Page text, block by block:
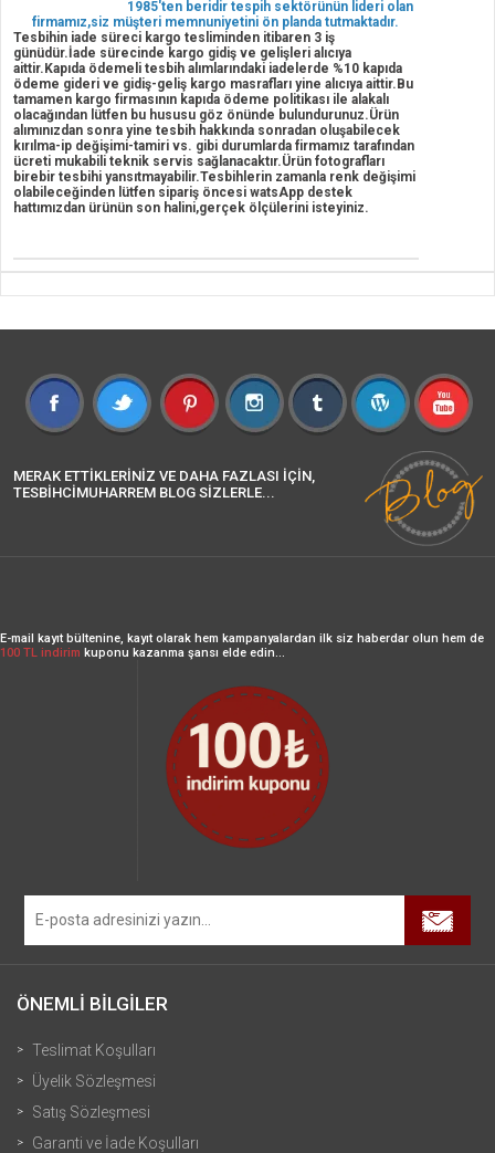
1985'ten beridir tespih sektörünün lideri olan
firmamız,siz müşteri memnuniyetini ön planda tutmaktadır.
Tesbihin iade süreci kargo tesliminden itibaren 3 iş
günüdür.İade sürecinde kargo gidiş ve gelişleri alıcıya
aittir.Kapıda ödemeli tesbih alımlarındaki iadelerde %10 kapıda
ödeme gideri ve gidiş-geliş kargo masrafları yine alıcıya aittir.Bu
tamamen kargo firmasının kapıda ödeme politikası ile alakalı
olacağından lütfen bu hususu göz önünde bulundurunuz.Ürün
alımınızdan sonra yine tesbih hakkında sonradan oluşabilecek
kırılma-ip değişimi-tamiri vs. gibi durumlarda firmamız tarafından
ücreti mukabili teknik servis sağlanacaktır.Ürün fotografları
birebir tesbihi yansıtmayabilir.Tesbihlerin zamanla renk değişimi
olabileceğinden lütfen sipariş öncesi watsApp destek
hattımızdan ürünün son halini,gerçek ölçülerini isteyiniz.
MERAK ETTİKLERİNİZ VE DAHA FAZLASI İÇİN,
TESBİHCİMUHARREM BLOG SİZLERLE...
E-mail kayıt bültenine, kayıt olarak hem kampanyalardan ilk siz haberdar olun hem de
100 TL indirim kuponu kazanma şansı elde edin...
ÖNEMLİ BİLGİLER
Teslimat Koşulları
Üyelik Sözleşmesi
Satış Sözleşmesi
Garanti ve İade Koşulları